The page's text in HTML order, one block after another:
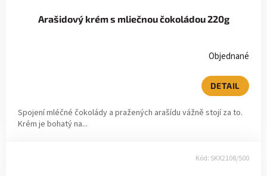
Arašidový krém s mliečnou čokoládou 220g
Objednané
DETAIL
Spojení mléčné čokolády a pražených arašídu vážně stojí za to.
Krém je bohatý na...
Kód: SKX2108/500